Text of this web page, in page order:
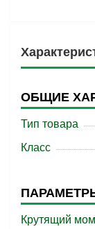
ОБЩИЕ
Тип товара
Класс
Крутящий